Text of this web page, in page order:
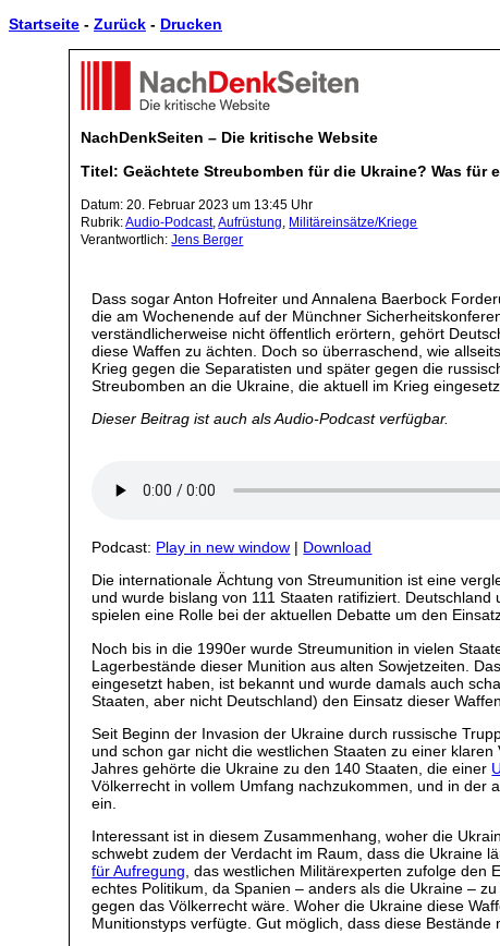
Startseite - Zurück - Drucken
NachDenkSeiten – Die kritische Website
Titel: Geächtete Streubomben für die Ukraine? Was für
Datum: 20. Februar 2023 um 13:45 Uhr
Rubrik:Audio-Podcast,Aufrüstung, Militäreinsätze/Kriege
Verantwortlich:Jens Berger
Dass sogar Anton Hofreiter und Annalena Baerbock
die am Wochenende auf der Münchner
verständlicherweise nicht öffentlich erörtern, gehört
diese Waffen zu ächten. Doch so überraschend, wie
Krieg gegen die Separatisten und später gegen die
Streubomben an die Ukraine, die aktuell im Krieg
Dieser Beitrag ist auch als Audio-Podcast verfügbar.
Podcast: Play in new window | Download
Die internationale Ächtung von Streumunition ist eine
und wurde bislang von 111 Staaten ratifiziert.
spielen eine Rolle bei der aktuellen Debatte um den
Noch bis in die 1990er wurde Streumunition in vielen
Lagerbestände dieser Munition aus alten Sowjetzeiten.
eingesetzt haben, ist bekannt und wurde damals auch
Staaten, aber nicht Deutschland) den Einsatz dieser
Seit Beginn der Invasion der Ukraine durch russische
und schon gar nicht die westlichen Staaten zu einer
Jahres gehörte die Ukraine zu den 140 Staaten, die einer
Völkerrecht in vollem Umfang nachzukommen, und in der
ein.
Interessant ist in diesem Zusammenhang, woher die
schwebt zudem der Verdacht im Raum, dass die Ukraine
für Aufregung, das westlichen Militärexperten zufolge den
echtes Politikum, da Spanien – anders als die Ukraine –
gegen das Völkerrecht wäre. Woher die Ukraine diese
Munitionstyps verfügte. Gut möglich, dass diese